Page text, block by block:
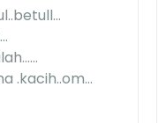
.kacih..om...